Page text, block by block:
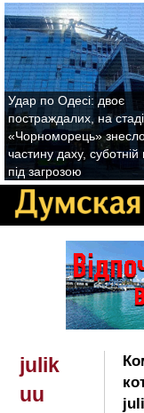
Удар по Одесі: двоє
постраждалих, на
«Чорноморець»
частину даху, суботній
під загрозою
julik
uu